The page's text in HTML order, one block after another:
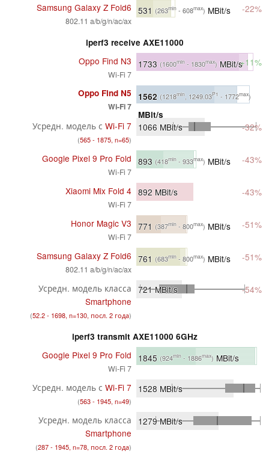
Samsung Galaxy Z Fold6
802.11 a/b/g/n/ac/ax
531 (263min - 608max) MBit/s -22%
iperf3 receive AXE11000
Oppo Find N3
Wi-Fi 7
1733 (1600min - 1830max) MBit/s+11%
Oppo Find N5
Wi-Fi 7
1562 (1218min, 1249.03P1- 1772max)
MBit/s
Усредн. модель с Wi-Fi 7
(565 - 1875, n=65)
1066 MBit/s -32%
Google Pixel 9 Pro Fold
Wi-Fi 7
893 (418min- 933max) MBit/s -43%
Xiaomi Mix Fold 4
Wi-Fi 7
892 MBit/s -43%
Honor Magic V3
Wi-Fi 7
771 (387min- 800max) MBit/s -51%
Samsung Galaxy Z Fold6
802.11 a/b/g/n/ac/ax
761 (683min - 800max) MBit/s -51%
Усредн. модель класса
Smartphone
(52.2 - 1698, n=130, посл. 2 года)
721MBit/s -54%
iperf3 transmit AXE11000 6GHz
Google Pixel 9 Pro Fold
Wi-Fi 7
1845 (924min - 1886max)MBit/s
Усредн. модель с Wi-Fi 7
(563 - 1945, n=49)
1528 MBit/s
Усредн. модель класса
Smartphone
(287 - 1945, n=78, посл. 2 года)
1279MBit/s